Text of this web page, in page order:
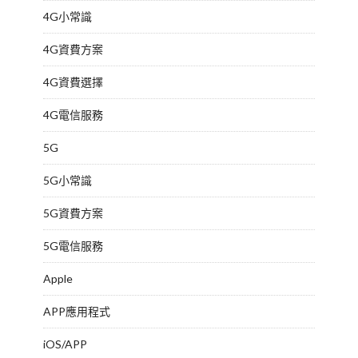
4G小常識
4G資費方案
4G資費選擇
4G電信服務
5G
5G小常識
5G資費方案
5G電信服務
Apple
APP應用程式
iOS/APP